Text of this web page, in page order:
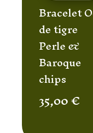
Bracelet
de tigre
Perle &
Baroque
chips
35,00€